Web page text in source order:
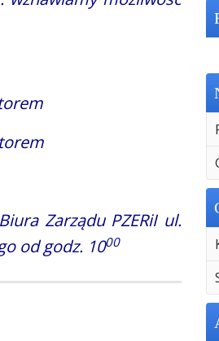
Zarządu PZERiI ul.
od godz. 1000